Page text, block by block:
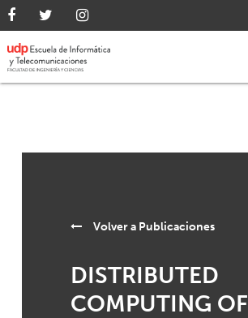
Volver a Publicaciones
DISTRIBUTED
COMPUTING OF